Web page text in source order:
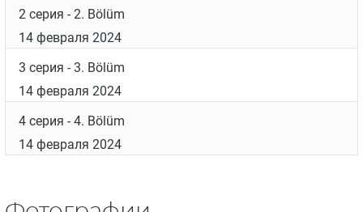
2 серия - 2. Bölüm
14 февраля 2024
3 серия - 3. Bölüm
14 февраля 2024
4 серия - 4. Bölüm
14 февраля 2024